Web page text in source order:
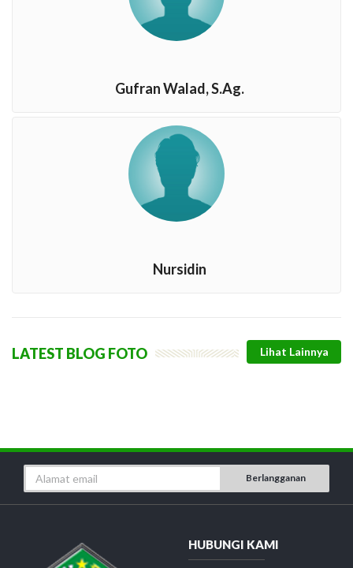
Gufran Walad, S.Ag.
Nursidin
LATEST BLOG FOTO
Berlangganan
HUBUNGI KAMI